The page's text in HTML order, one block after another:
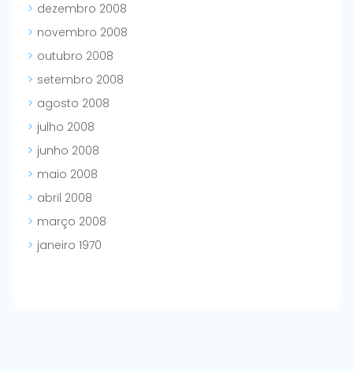
dezembro 2008
novembro 2008
outubro 2008
setembro 2008
agosto 2008
julho 2008
junho 2008
maio 2008
abril 2008
março 2008
janeiro 1970